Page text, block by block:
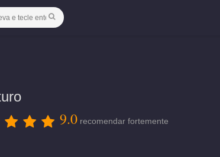
9.0 recomendar fortemente